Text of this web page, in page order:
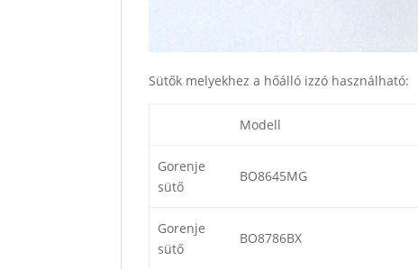
Sütők melyekhez a hőálló izzó használható:
Modell
Gorenje
sütő
BO8645MG
Gorenje
sütő
BO8786BX